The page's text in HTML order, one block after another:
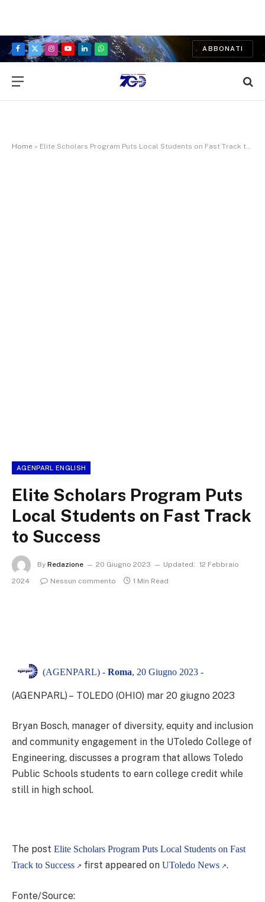
Facebook
X
Instagram
YouTubeLinkedInWhatsApp
ABBONATI
Home » Elite Scholars Program Puts Local Students on Fast Track to Success
AGENPARL ENGLISH
Elite Scholars Program Puts
Local Students on Fast Track
to Success
By Redazione 20 Giugno 2023 Updated: 12 Febbraio
2024
Nessun commento 1 Min Read
(AGENPARL) - Roma, 20 Giugno 2023 -
(AGENPARL) – TOLEDO (OHIO) mar 20 giugno 2023
Bryan Bosch, manager of diversity, equity and inclusion
and community engagement in the UToledo College of
Engineering, discusses a program that allows Toledo
Public Schools students to earn college credit while
still in high school.
The post Elite Scholars Program Puts Local Students on Fast
Track to Success
first appeared on UToledo News .
Fonte/Source: